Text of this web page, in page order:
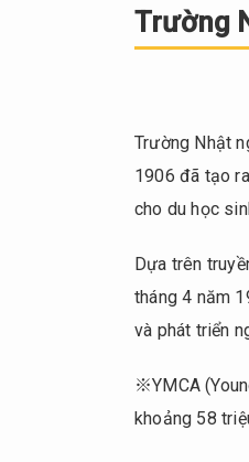
Nhật
ngữ
Viện
nghiên
cứu
hóa
Nhật
Kudan,
viện
ngôn
Trường
Trường Nhật
1906 đã tạo
cho du học
Dựa trên
tháng 4 năm
và phát triển
※YMCA
khoảng 58